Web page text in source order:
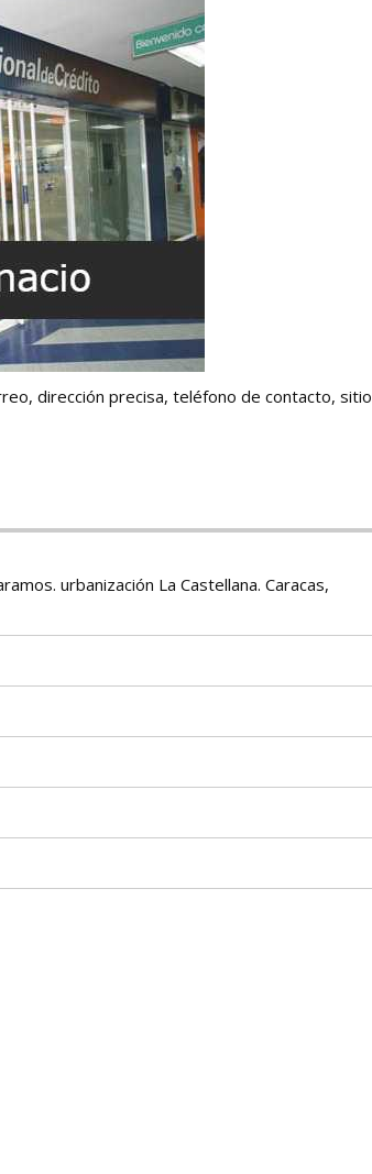
dirección precisa, teléfono de contacto, sitio
urbanización La Castellana. Caracas,